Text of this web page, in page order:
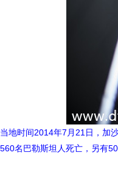
当地时间2014年7月21日，加
560名巴勒斯坦人死亡，另有